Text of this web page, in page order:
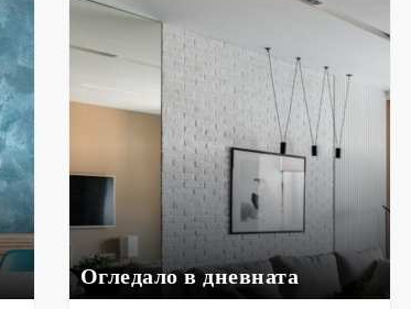
Огледало в дневната